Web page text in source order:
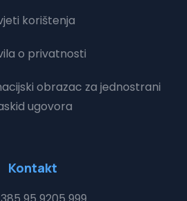
korištenja
o privatnosti
obrazac za jednostrani
ugovora
Kontakt